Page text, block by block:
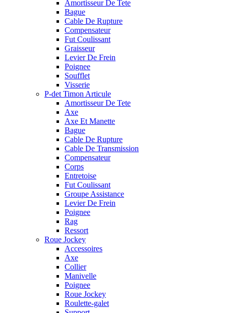
Amortisseur De Tete
Bague
Cable De Rupture
Compensateur
Fut Coulissant
Graisseur
Levier De Frein
Poignee
Soufflet
Visserie
P-det Timon Articule
Amortisseur De Tete
Axe
Axe Et Manette
Bague
Cable De Rupture
Cable De Transmission
Compensateur
Corps
Entretoise
Fut Coulissant
Groupe Assistance
Levier De Frein
Poignee
Rag
Ressort
Roue Jockey
Accessoires
Axe
Collier
Manivelle
Poignee
Roue Jockey
Roulette-galet